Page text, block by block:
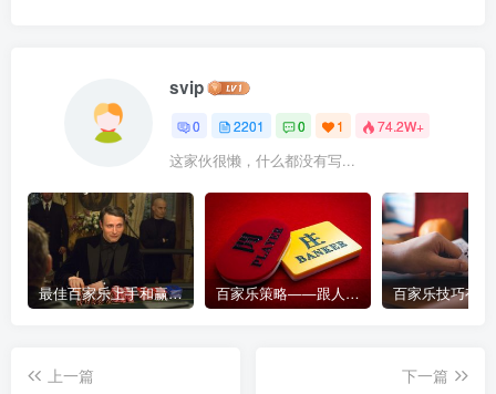
svip
0 2201 0 1 74.2W+
这家伙很懒，什么都没有写...
最佳百家乐上手和赢钱指南 – 终极版 百家乐策略——跟人胜过跟路
上一篇
下一篇